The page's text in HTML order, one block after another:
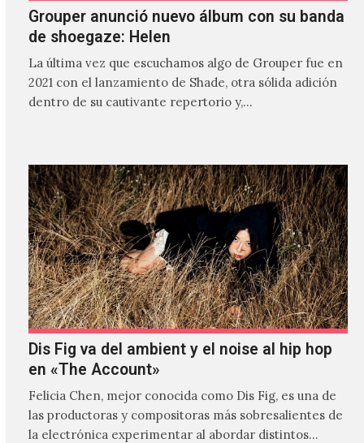
Grouper anunció nuevo álbum con su banda
de shoegaze: Helen
La última vez que escuchamos algo de Grouper fue en
2021 con el lanzamiento de Shade, otra sólida adición
dentro de su cautivante repertorio y,…
Dis Fig va del ambient y el noise al hip hop
en «The Account»
Felicia Chen, mejor conocida como Dis Fig, es una de
las productoras y compositoras más sobresalientes de
la electrónica experimentar al abordar distintos